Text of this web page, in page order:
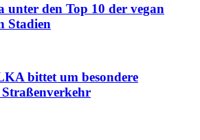
unter den Top 10 der vegan
Stadien
bittet um besondere